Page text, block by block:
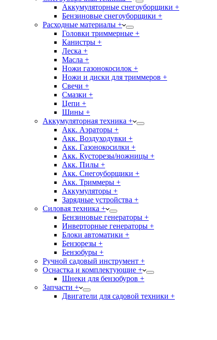
Аккумуляторные снегоуборщики +
Бензиновые снегоуборщики +
Расходные материалы +
Головки триммерные +
Канистры +
Леска +
Масла +
Ножи газонокосилок +
Ножи и диски для триммеров +
Свечи +
Смазки +
Цепи +
Шины +
Аккумуляторная техника +
Акк. Аэраторы +
Акк. Воздуходувки +
Акк. Газонокосилки +
Акк. Кусторезы/ножницы +
Акк. Пилы +
Акк. Снегоуборщики +
Акк. Триммеры +
Аккумуляторы +
Зарядные устройства +
Силовая техника +
Бензиновые генераторы +
Инверторные генераторы +
Блоки автоматики +
Бензорезы +
Бензобуры +
Ручной садовый инструмент +
Оснастка и комплектующие +
Шнеки для бензобуров +
Запчасти +
Двигатели для садовой техники +